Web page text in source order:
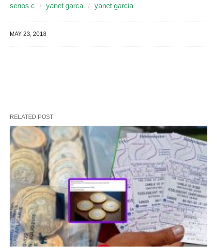
senos c
yanet garca yanet garcia
MAY 23, 2018
RELATED POST